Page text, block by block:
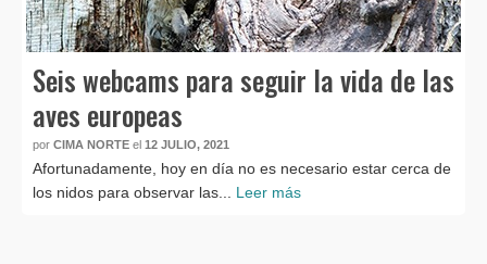
Seis webcams para seguir la vida de las
aves europeas
por CIMA NORTE el 12 JULIO, 2021
Afortunadamente, hoy en día no es necesario estar cerca de
los nidos para observar las... Leer más